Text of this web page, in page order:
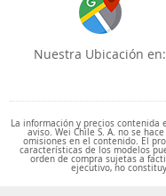
Nuestra Ubicación en:
La información y precios
aviso. Wei Chile S. A. no se
omisiones en el contenido. El
características de los modelos
orden de compra sujetas a
ejecutivo, no